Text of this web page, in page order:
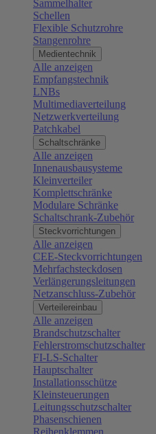
Sammelhalter
Schellen
Flexible Schutzrohre
Stangenrohre
Medientechnik
Alle anzeigen
Empfangstechnik
LNBs
Multimediaverteilung
Netzwerkverteilung
Patchkabel
Schaltschränke
Alle anzeigen
Innenausbausysteme
Kleinverteiler
Komplettschränke
Modulare Schränke
Schaltschrank-Zubehör
Steckvorrichtungen
Alle anzeigen
CEE-Steckvorrichtungen
Mehrfachsteckdosen
Verlängerungsleitungen
Netzanschluss-Zubehör
Verteilereinbau
Alle anzeigen
Brandschutzschalter
Fehlerstromschutzschalter
FI-LS-Schalter
Hauptschalter
Installationsschütze
Kleinsteuerungen
Leitungsschutzschalter
Phasenschienen